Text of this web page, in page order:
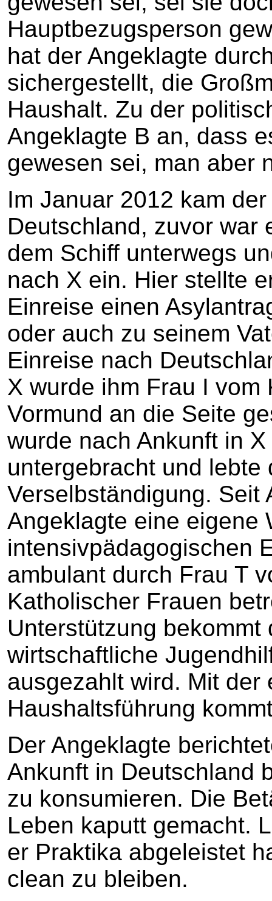
Hauptbezugsperson
hat der Angeklagte
sichergestellt, die
Haushalt. Zu der
Angeklagte B an, dass
gewesen sei, man aber
Im Januar 2012 kam
Deutschland, zuvor war
dem Schiff unterwegs
nach X ein. Hier stellte
Einreise einen
oder auch zu seinem
Einreise nach
X wurde ihm Frau I
Vormund an die Seite
wurde nach Ankunft in
untergebracht und lebte
Verselbständigung. Seit
Angeklagte eine eigene
intensivpädagogischen
ambulant durch Frau T
Katholischer Frauen
Unterstützung
wirtschaftliche
ausgezahlt wird. Mit der
Haushaltsführung
Der Angeklagte
Ankunft in Deutschland
zu konsumieren. Die
Leben kaputt gemacht.
er Praktika abgeleistet
clean zu bleiben.